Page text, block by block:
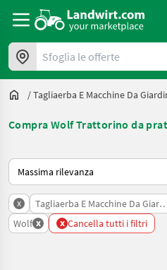
Sfoglia le offerte
/Tagliaerba E Macchine Da
Compra Wolf Trattorino da
Ecco come viene ordinato su
x Tagliaerba E Macchine Da
Wolf x x Cancella tutti i filtri